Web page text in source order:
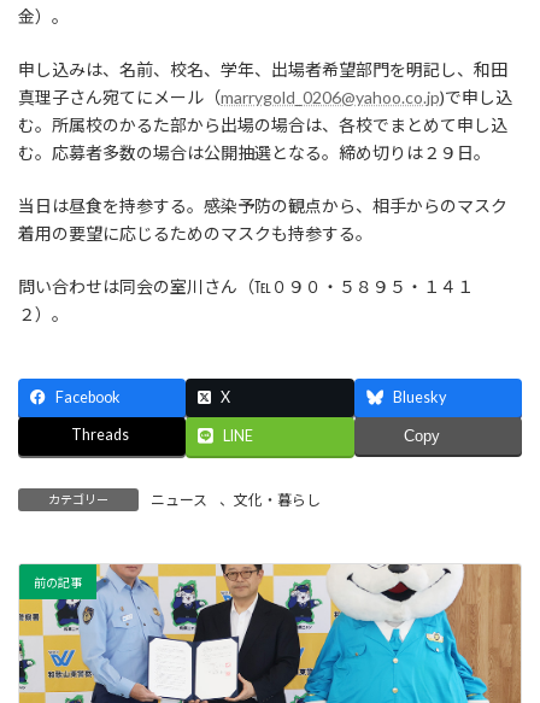
金）。
申し込みは、名前、校名、学年、出場者希望部門を明記し、和田
真理子さん宛てにメール（marrygold_0206@yahoo.co.jp)で申し込
む。所属校のかるた部から出場の場合は、各校でまとめて申し込
む。応募者多数の場合は公開抽選となる。締め切りは２９日。
当日は昼食を持参する。感染予防の観点から、相手からのマスク
着用の要望に応じるためのマスクも持参する。
問い合わせは同会の室川さん（℡０９０・５８９５・１４１
２）。
Facebook X Bluesky
Threads LINE Copy
カテゴリー ニュース 、 文化・暮らし
前の記事